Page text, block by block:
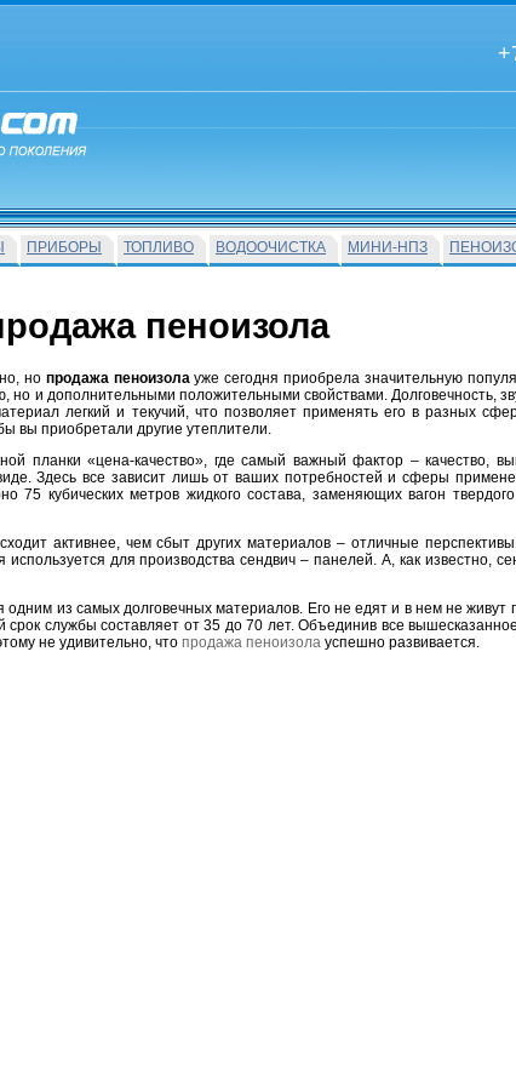
ПРИБОРЫ ТОПЛИВО ВОДООЧИСТКА МИНИ-НПЗ
пеноизола
но продажа пеноизолауже сегодня приобрела значительную
и дополнительными положительными свойствами. Долговечность,
легкий и текучий, что позволяет применять его в разных
вы приобретали другие утеплители.
планки «цена-качество», где самый важный фактор – качество,
Здесь все зависит лишь от ваших потребностей и сферы
75 кубических метров жидкого состава, заменяющих вагон
активнее, чем сбыт других материалов – отличные
для производства сендвич – панелей. А, как известно,
из самых долговечных материалов. Его не едят и в нем не живут
срок службы составляет от 35 до 70 лет. Объединив все
не удивительно, что продажа пеноизола успешно развивается.